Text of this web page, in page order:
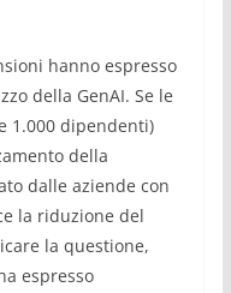
hanno espresso
della GenAI. Se le
1.000 dipendenti)
della
dalle aziende con
la riduzione del
la questione,
espresso